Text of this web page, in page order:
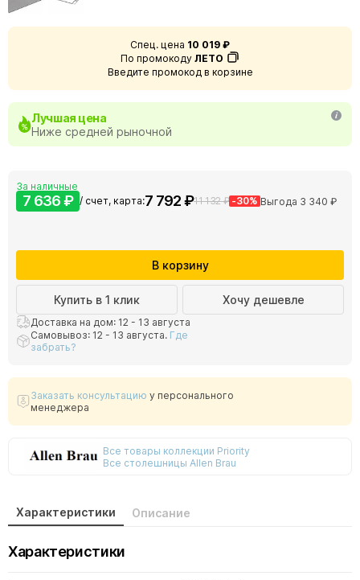
Спец. цена 10 019 ₽
По промокоду ЛЕТО
Введите промокод в корзине
Лучшая цена
Ниже средней рыночной
За наличные
7 636 ₽ / счет, карта:7 792 ₽11 132 ₽ -30% Выгода 3 340 ₽
В корзину
Купить в 1 клик Хочу дешевле
Доставка на дом: 12 - 13 августа
Самовывоз: 12 - 13 августа. Где
забрать?
Заказать консультацию у персонального
менеджера
Все товары коллекции Priority
Все столешницы Allen Brau
Характеристики Описание
Характеристики